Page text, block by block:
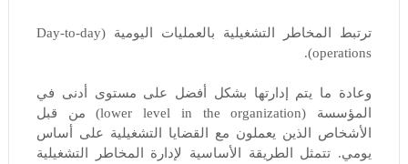
ترتبط المخاطر التشغيلية بالعمليات اليومية (Day-to-day
operations).
وعادة ما يتم إدارتها بشكل أفضل على مستوى أدنى في
المؤسسة (lower level in the organization) من قبل
الأشخاص الذين يعملون مع القضايا التشغيلية على أساس
يومي. تتمثل الطريقة الأساسية لإدارة المخاطر التشغيلية